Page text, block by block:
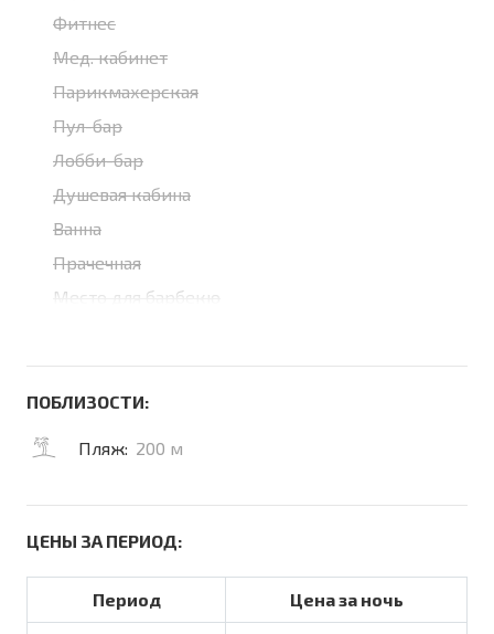
Фитнес
Мед. кабинет
Парикмахерская
Пул-бар
Лобби-бар
Душевая кабина
Ванна
Прачечная
Место для барбекю
ПОБЛИЗОСТИ:
Пляж: 200 м
ЦЕНЫ ЗА ПЕРИОД:
Период Цена за ночь